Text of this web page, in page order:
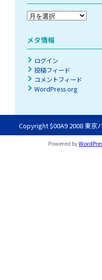
ア
カ
イ
ブ
メタ情報
ログイン
投稿フィード
コメントフィード
WordPress.org
Copyright $00A9 2008 東京
Powered by